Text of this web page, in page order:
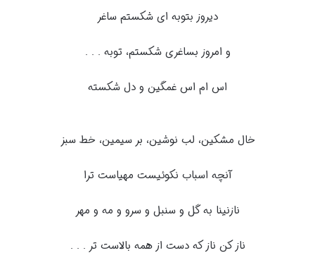
دیروز بتوبه ای شکستم ساغر
و امروز بساغری شکستم، توبه . . .
اس ام اس غمگین و دل شکسته
خال مشکین، لب نوشین، بر سیمین، خط سبز
آنچه اسباب نکوئیست مهیاست ترا
نازنینا به گل و سنبل و سرو و مه و مهر
ناز کن ناز که دست از همه بالاست تر . . .